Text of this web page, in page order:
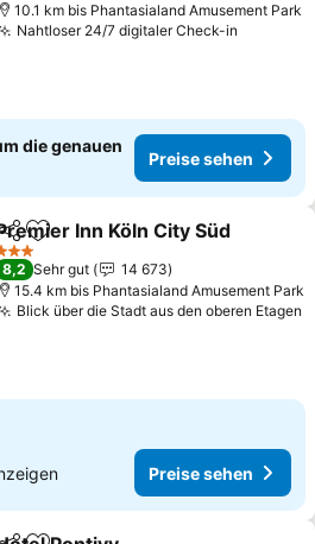
10.1 km bis Phantasialand Amusement Park
Nahtloser 24/7 digitaler Check-in
die genauen
Preise sehen
Zu Favoriten hinzufügen
Inn Köln City Süd
Sterne
8,2 Sehr gut
14 673
15.4 km bis Phantasialand Amusement Park
Blick über die Stadt aus den oberen Etagen
Preise sehen